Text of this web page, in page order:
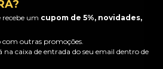
recebe um cupom de 5%, novidades,
outras promoções.
na caixa de entrada do seu email dentro de